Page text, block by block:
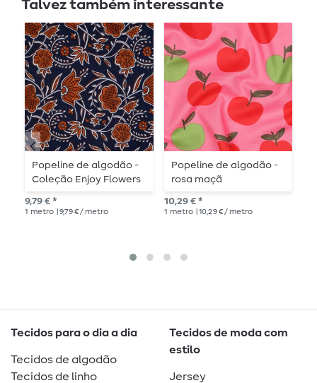
Talvez também interessante
Popeline de algodão -
Coleção Enjoy Flowers
Blue
9,79 € *
1 metro | 9,79 € / metro
Popeline de algodão -
rosa maçã
10,29 € *
1 metro | 10,29 € / metro
Tecidos para o dia a dia
Tecidos de algodão
Tecidos de linho
Tecidos de moda com
estilo
Jersey